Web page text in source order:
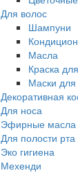
Для волос
Шампуни
Масла
Краска
Маски для
Декоративная
Для носа
Эфирные масла
Для полости рта
Эко гигиена
Мехенди